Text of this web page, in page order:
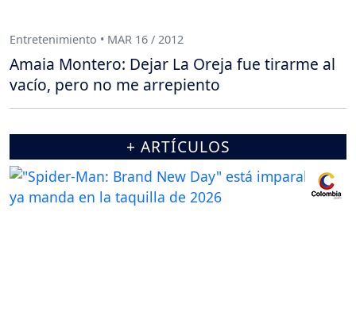
Entretenimiento • MAR 16 / 2012
Amaia Montero: Dejar La Oreja fue tirarme al
vacío, pero no me arrepiento
+ ARTÍCULOS